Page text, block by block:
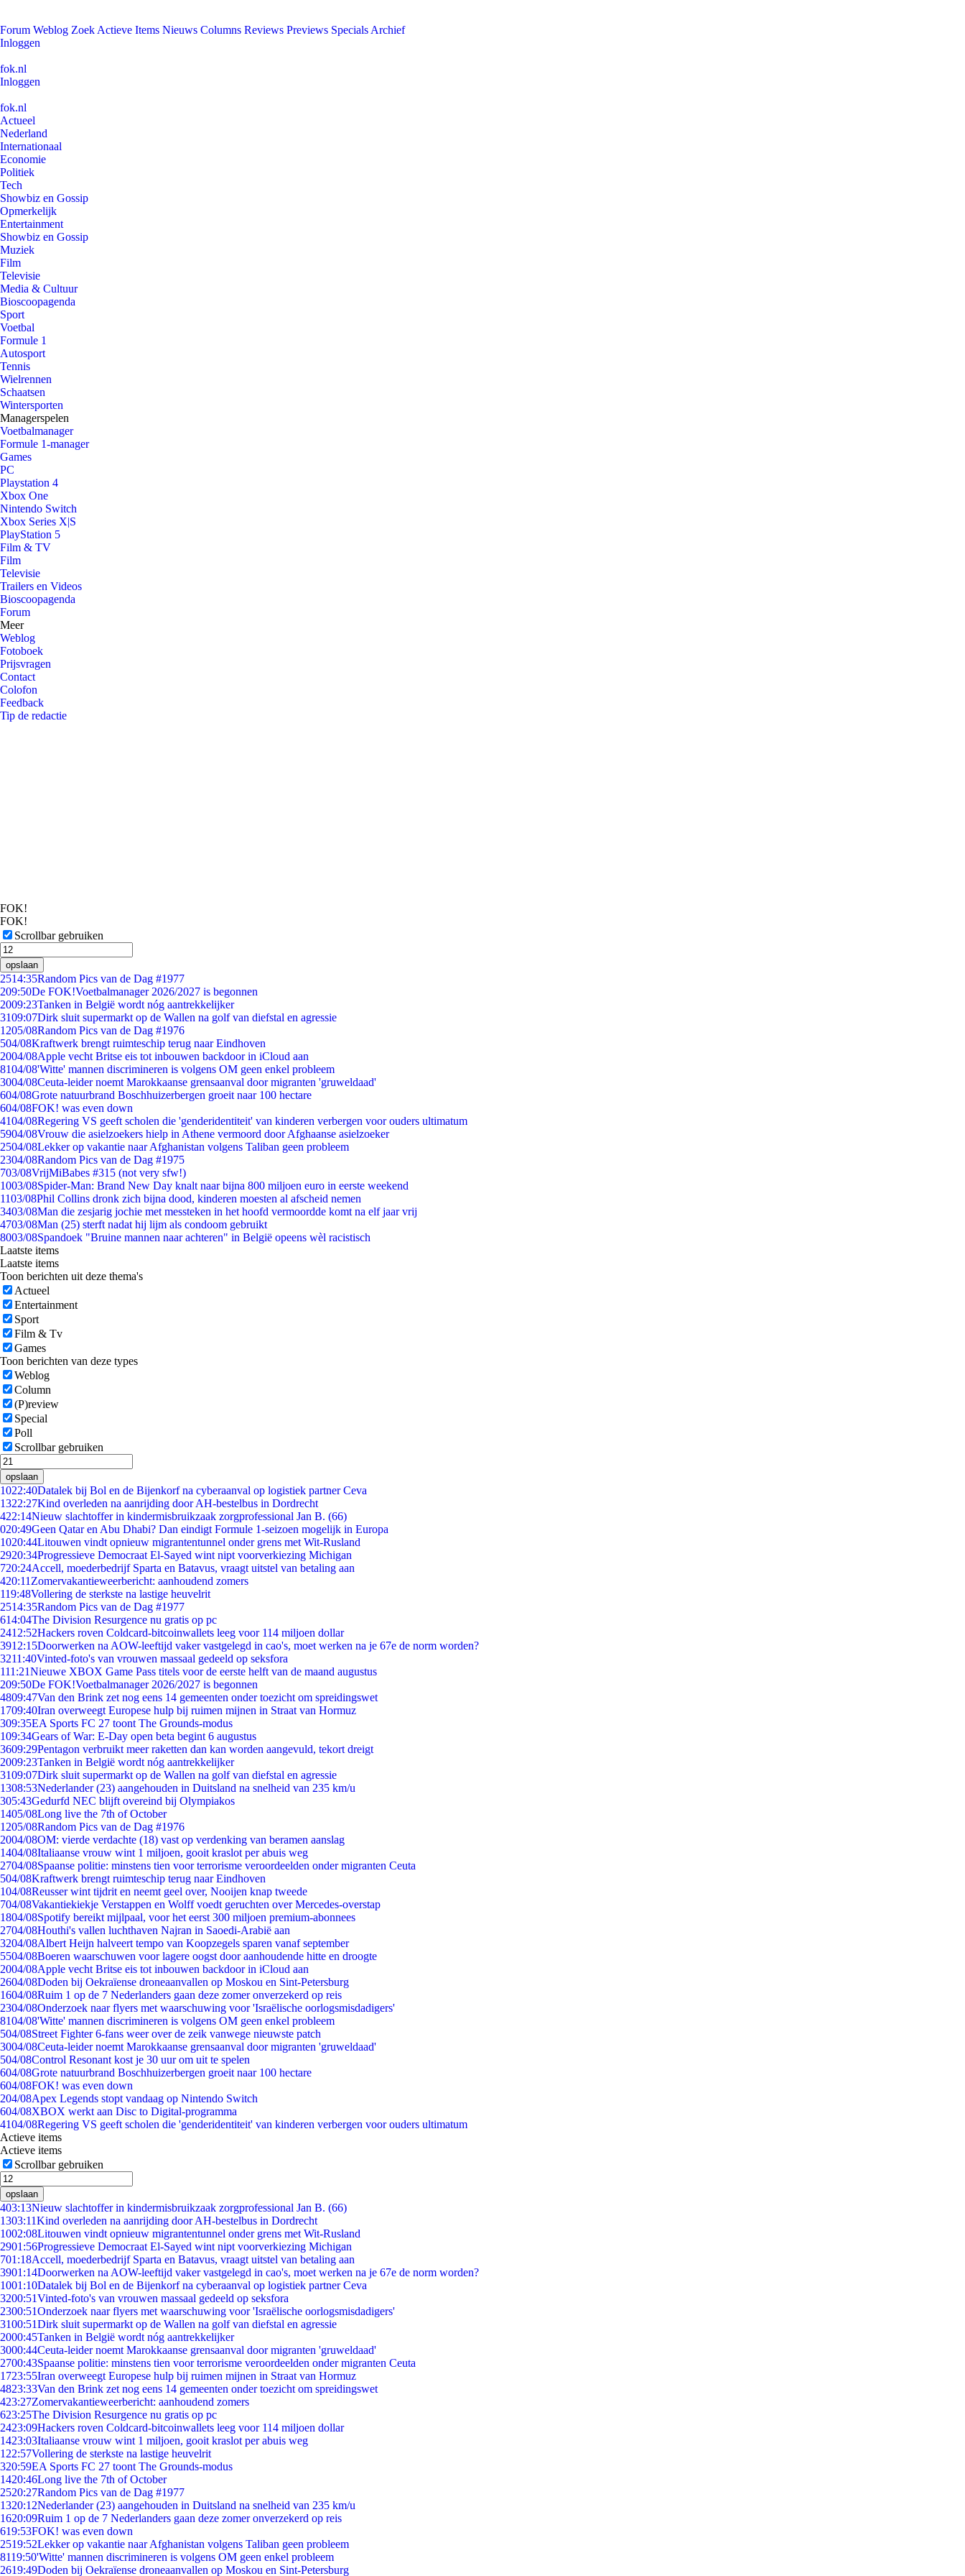
Forum Weblog Zoek Actieve Items Nieuws Columns Reviews Previews Specials Archief
Inloggen
fok.nl
Inloggen
fok.nl
Actueel
Nederland
Internationaal
Economie
Politiek
Tech
Showbiz en Gossip
Opmerkelijk
Entertainment
Showbiz en Gossip
Muziek
Film
Televisie
Media & Cultuur
Bioscoopagenda
Sport
Voetbal
Formule 1
Autosport
Tennis
Wielrennen
Schaatsen
Wintersporten
Managerspelen
Voetbalmanager
Formule 1-manager
Games
PC
Playstation 4
Xbox One
Nintendo Switch
Xbox Series X|S
PlayStation 5
Film & TV
Film
Televisie
Trailers en Videos
Bioscoopagenda
Forum
Meer
Weblog
Fotoboek
Prijsvragen
Contact
Colofon
Feedback
Tip de redactie
FOK!
FOK!
Scrollbar gebruiken
opslaan
2514:35Random Pics van de Dag #1977
209:50De FOK!Voetbalmanager 2026/2027 is begonnen
2009:23Tanken in België wordt nóg aantrekkelijker
3109:07Dirk sluit supermarkt op de Wallen na golf van diefstal en agressie
1205/08Random Pics van de Dag #1976
504/08Kraftwerk brengt ruimteschip terug naar Eindhoven
2004/08Apple vecht Britse eis tot inbouwen backdoor in iCloud aan
8104/08'Witte' mannen discrimineren is volgens OM geen enkel probleem
3004/08Ceuta-leider noemt Marokkaanse grensaanval door migranten 'gruweldaad'
604/08Grote natuurbrand Boschhuizerbergen groeit naar 100 hectare
604/08FOK! was even down
4104/08Regering VS geeft scholen die 'genderidentiteit' van kinderen verbergen voor ouders ultimatum
5904/08Vrouw die asielzoekers hielp in Athene vermoord door Afghaanse asielzoeker
2504/08Lekker op vakantie naar Afghanistan volgens Taliban geen probleem
2304/08Random Pics van de Dag #1975
703/08VrijMiBabes #315 (not very sfw!)
1003/08Spider-Man: Brand New Day knalt naar bijna 800 miljoen euro in eerste weekend
1103/08Phil Collins dronk zich bijna dood, kinderen moesten al afscheid nemen
3403/08Man die zesjarig jochie met messteken in het hoofd vermoordde komt na elf jaar vrij
4703/08Man (25) sterft nadat hij lijm als condoom gebruikt
8003/08Spandoek "Bruine mannen naar achteren" in België opeens wèl racistisch
Laatste items
Laatste items
Toon berichten uit deze thema's
Actueel
Entertainment
Sport
Film & Tv
Games
Toon berichten van deze types
Weblog
Column
(P)review
Special
Poll
Scrollbar gebruiken
opslaan
1022:40Datalek bij Bol en de Bijenkorf na cyberaanval op logistiek partner Ceva
1322:27Kind overleden na aanrijding door AH-bestelbus in Dordrecht
422:14Nieuw slachtoffer in kindermisbruikzaak zorgprofessional Jan B. (66)
020:49Geen Qatar en Abu Dhabi? Dan eindigt Formule 1-seizoen mogelijk in Europa
1020:44Litouwen vindt opnieuw migrantentunnel onder grens met Wit-Rusland
2920:34Progressieve Democraat El-Sayed wint nipt voorverkiezing Michigan
720:24Accell, moederbedrijf Sparta en Batavus, vraagt uitstel van betaling aan
420:11 Zomervakantieweerbericht: aanhoudend zomers
119:48Vollering de sterkste na lastige heuvelrit
2514:35Random Pics van de Dag #1977
614:04The Division Resurgence nu gratis op pc
2412:52Hackers roven Coldcard-bitcoinwallets leeg voor 114 miljoen dollar
3912:15Doorwerken na AOW-leeftijd vaker vastgelegd in cao's, moet werken na je 67e de norm worden?
3211:40Vinted-foto's van vrouwen massaal gedeeld op seksfora
111:21Nieuwe XBOX Game Pass titels voor de eerste helft van de maand augustus
209:50De FOK!Voetbalmanager 2026/2027 is begonnen
4809:47Van den Brink zet nog eens 14 gemeenten onder toezicht om spreidingswet
1709:40Iran overweegt Europese hulp bij ruimen mijnen in Straat van Hormuz
309:35EA Sports FC 27 toont The Grounds-modus
109:34Gears of War: E-Day open beta begint 6 augustus
3609:29Pentagon verbruikt meer raketten dan kan worden aangevuld, tekort dreigt
2009:23Tanken in België wordt nóg aantrekkelijker
3109:07Dirk sluit supermarkt op de Wallen na golf van diefstal en agressie
1308:53Nederlander (23) aangehouden in Duitsland na snelheid van 235 km/u
305:43Gedurfd NEC blijft overeind bij Olympiakos
1405/08Long live the 7th of October
1205/08Random Pics van de Dag #1976
2004/08OM: vierde verdachte (18) vast op verdenking van beramen aanslag
1404/08Italiaanse vrouw wint 1 miljoen, gooit kraslot per abuis weg
2704/08Spaanse politie: minstens tien voor terrorisme veroordeelden onder migranten Ceuta
504/08Kraftwerk brengt ruimteschip terug naar Eindhoven
104/08Reusser wint tijdrit en neemt geel over, Nooijen knap tweede
704/08Vakantiekiekje Verstappen en Wolff voedt geruchten over Mercedes-overstap
1804/08Spotify bereikt mijlpaal, voor het eerst 300 miljoen premium-abonnees
2704/08Houthi's vallen luchthaven Najran in Saoedi-Arabië aan
3204/08Albert Heijn halveert tempo van Koopzegels sparen vanaf september
5504/08Boeren waarschuwen voor lagere oogst door aanhoudende hitte en droogte
2004/08Apple vecht Britse eis tot inbouwen backdoor in iCloud aan
2604/08Doden bij Oekraïense droneaanvallen op Moskou en Sint-Petersburg
1604/08Ruim 1 op de 7 Nederlanders gaan deze zomer onverzekerd op reis
2304/08Onderzoek naar flyers met waarschuwing voor 'Israëlische oorlogsmisdadigers'
8104/08'Witte' mannen discrimineren is volgens OM geen enkel probleem
504/08Street Fighter 6-fans weer over de zeik vanwege nieuwste patch
3004/08Ceuta-leider noemt Marokkaanse grensaanval door migranten 'gruweldaad'
504/08Control Resonant kost je 30 uur om uit te spelen
604/08Grote natuurbrand Boschhuizerbergen groeit naar 100 hectare
604/08FOK! was even down
204/08Apex Legends stopt vandaag op Nintendo Switch
604/08XBOX werkt aan Disc to Digital-programma
4104/08Regering VS geeft scholen die 'genderidentiteit' van kinderen verbergen voor ouders ultimatum
Actieve items
Actieve items
Scrollbar gebruiken
opslaan
403:13Nieuw slachtoffer in kindermisbruikzaak zorgprofessional Jan B. (66)
1303:11Kind overleden na aanrijding door AH-bestelbus in Dordrecht
1002:08Litouwen vindt opnieuw migrantentunnel onder grens met Wit-Rusland
2901:56Progressieve Democraat El-Sayed wint nipt voorverkiezing Michigan
701:18Accell, moederbedrijf Sparta en Batavus, vraagt uitstel van betaling aan
3901:14Doorwerken na AOW-leeftijd vaker vastgelegd in cao's, moet werken na je 67e de norm worden?
1001:10Datalek bij Bol en de Bijenkorf na cyberaanval op logistiek partner Ceva
3200:51Vinted-foto's van vrouwen massaal gedeeld op seksfora
2300:51Onderzoek naar flyers met waarschuwing voor 'Israëlische oorlogsmisdadigers'
3100:51Dirk sluit supermarkt op de Wallen na golf van diefstal en agressie
2000:45Tanken in België wordt nóg aantrekkelijker
3000:44Ceuta-leider noemt Marokkaanse grensaanval door migranten 'gruweldaad'
2700:43Spaanse politie: minstens tien voor terrorisme veroordeelden onder migranten Ceuta
1723:55Iran overweegt Europese hulp bij ruimen mijnen in Straat van Hormuz
4823:33Van den Brink zet nog eens 14 gemeenten onder toezicht om spreidingswet
423:27Zomervakantieweerbericht: aanhoudend zomers
623:25The Division Resurgence nu gratis op pc
2423:09Hackers roven Coldcard-bitcoinwallets leeg voor 114 miljoen dollar
1423:03Italiaanse vrouw wint 1 miljoen, gooit kraslot per abuis weg
1 22:57Vollering de sterkste na lastige heuvelrit
320:59EA Sports FC 27 toont The Grounds-modus
1420:46Long live the 7th of October
2520:27Random Pics van de Dag #1977
1320:12Nederlander (23) aangehouden in Duitsland na snelheid van 235 km/u
1620:09Ruim 1 op de 7 Nederlanders gaan deze zomer onverzekerd op reis
619:53FOK! was even down
2519:52Lekker op vakantie naar Afghanistan volgens Taliban geen probleem
8119:50'Witte' mannen discrimineren is volgens OM geen enkel probleem
2619:49Doden bij Oekraïense droneaanvallen op Moskou en Sint-Petersburg